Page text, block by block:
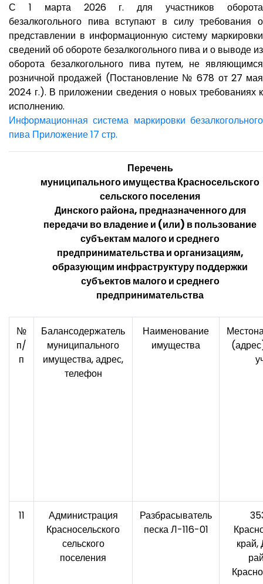
С 1 марта 2026 г. для участников оборота
безалкогольного пива вступают в силу требования о
представлении в информационную систему маркировки
сведений об обороте безалкогольного пива и о выводе из
оборота безалкогольного пива путем, не являющимся
розничной продажей (Постановление № 678 от 27 мая
2024 г.). В приложении сведения о новых требованиях к
исполнению.
Информационная система маркировки безалкогольного
пива Приложение 17 стр.
Перечень
муниципального имущества Красносельского
сельского поселения
Динского района, предназначенного для
передачи во владение и (или) в пользование
субъектам малого и среднего
предпринимательства и организациям,
образующим инфраструктуру поддержки
субъектов малого и среднего
предпринимательства
№
п/
п
Балансодержатель
муниципального
имущества, адрес,
телефон
Наименование
имущества
11
Администрация
Красносельского
сельского
поселения
Разбрасыватель
песка Л-116-01
край,